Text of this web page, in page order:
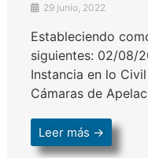
29 junio, 2022
Estableciendo
siguientes: 02/08/
Instancia en lo
Cámaras de
Leer más →